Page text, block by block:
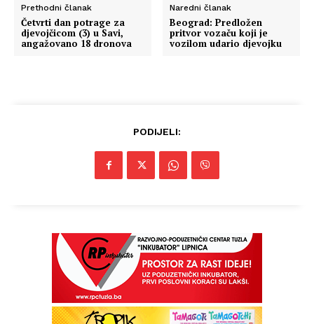
Prethodni članak
Četvrti dan potrage za
djevojčicom (3) u Savi,
angažovano 18 dronova
Naredni članak
Beograd: Predložen
pritvor vozaču koji je
vozilom udario djevojku
PODIJELI: